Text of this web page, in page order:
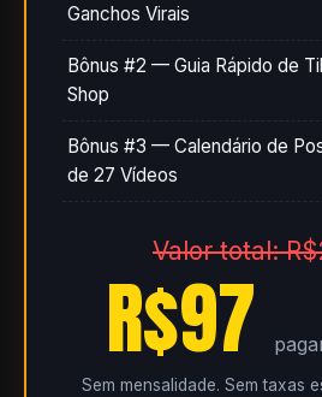
Ganchos Virais
Bônus #2 — Guia Rápido de
Shop
Bônus #3 — Calendário de
de 27 Vídeos
Valor total:
R$97
Sem mensalidade. Sem taxas